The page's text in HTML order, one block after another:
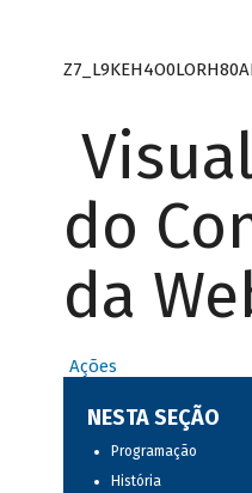
do
da
Ações
NESTA SEÇÃO
Programação
História